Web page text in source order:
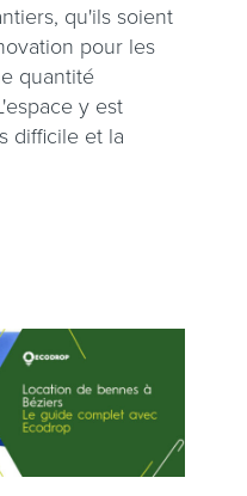
qu'ils soient
pour les
quantité
y est
difficile et la